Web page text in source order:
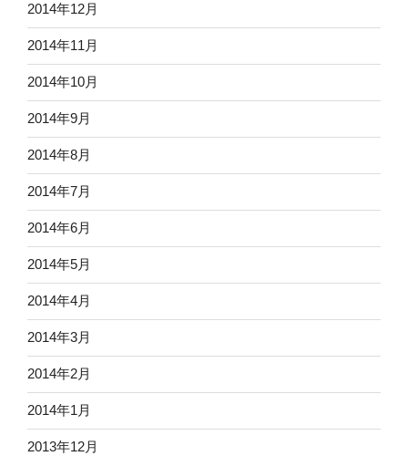
2014年12月
2014年11月
2014年10月
2014年9月
2014年8月
2014年7月
2014年6月
2014年5月
2014年4月
2014年3月
2014年2月
2014年1月
2013年12月